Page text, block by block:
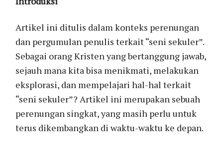
Artikel ini ditulis dalam konteks perenungan
dan pergumulan penulis terkait “seni sekuler”.
Sebagai orang Kristen yang bertanggung jawab,
sejauh mana kita bisa menikmati, melakukan
eksplorasi, dan mempelajari hal-hal terkait
“seni sekuler”? Artikel ini merupakan sebuah
perenungan singkat, yang masih perlu untuk
terus dikembangkan di waktu-waktu ke depan.